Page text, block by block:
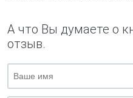
А что Вы думаете о
отзыв.